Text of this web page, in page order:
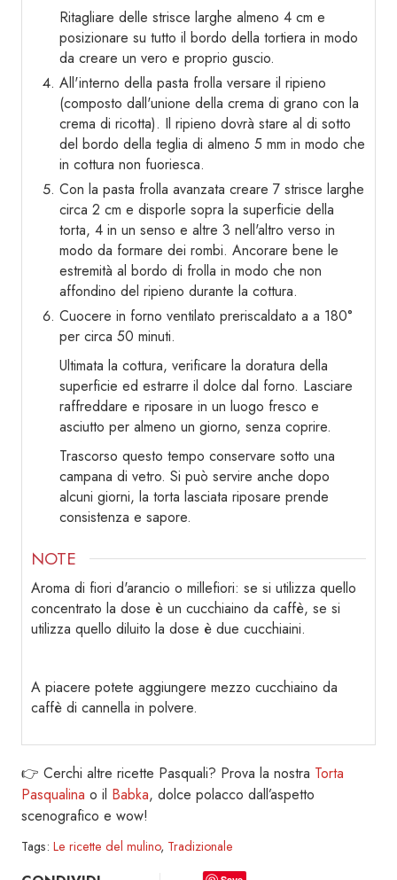
Ritagliare delle strisce larghe almeno 4 cm e
posizionare su tutto il bordo della tortiera in modo
da creare un vero e proprio guscio.
All'interno della pasta frolla versare il ripieno
(composto dall'unione della crema di grano con la
crema di ricotta). Il ripieno dovrà stare al di sotto
del bordo della teglia di almeno 5 mm in modo che
in cottura non fuoriesca.
Con la pasta frolla avanzata creare 7 strisce larghe
circa 2 cm e disporle sopra la superficie della
torta, 4 in un senso e altre 3 nell'altro verso in
modo da formare dei rombi. Ancorare bene le
estremità al bordo di frolla in modo che non
affondino del ripieno durante la cottura.
Cuocere in forno ventilato preriscaldato a a 180°
per circa 50 minuti.
Ultimata la cottura, verificare la doratura della
superficie ed estrarre il dolce dal forno. Lasciare
raffreddare e riposare in un luogo fresco e
asciutto per almeno un giorno, senza coprire.
Trascorso questo tempo conservare sotto una
campana di vetro. Si può servire anche dopo
alcuni giorni, la torta lasciata riposare prende
consistenza e sapore.
NOTE
Aroma di fiori d'arancio o millefiori: se si utilizza quello
concentrato la dose è un cucchiaino da caffè, se si
utilizza quello diluito la dose è due cucchiaini.
A piacere potete aggiungere mezzo cucchiaino da
caffè di cannella in polvere.
👉 Cerchi altre ricette Pasquali? Prova la nostra Torta
Pasqualina o il Babka, dolce polacco dall’aspetto
scenografico e wow!
Tags: Le ricette del mulino, Tradizionale